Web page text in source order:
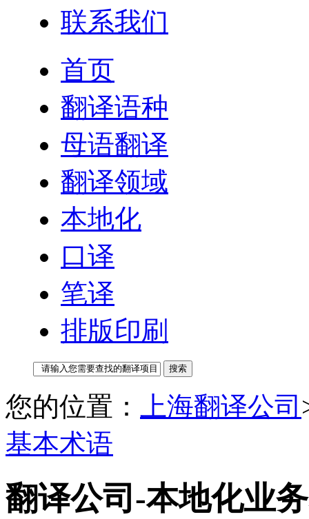
联系我们
首页
翻译语种
母语翻译
翻译领域
本地化
口译
笔译
排版印刷
您的位置： 上海翻译公司
基本术语
翻译公司-本地化业